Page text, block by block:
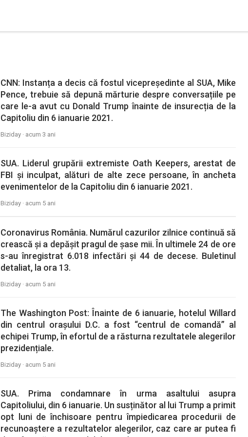
CNN: Instanța a decis că fostul vicepreședinte al SUA, Mike
Pence, trebuie să depună mărturie despre conversațiile pe
care le-a avut cu Donald Trump înainte de insurecția de la
Capitoliu din 6 ianuarie 2021.
Biziday · acum 3 ani
SUA. Liderul grupării extremiste Oath Keepers, arestat de
FBI și inculpat, alături de alte zece persoane, în ancheta
evenimentelor de la Capitoliu din 6 ianuarie 2021.
Biziday · acum 5 ani
Coronavirus România. Numărul cazurilor zilnice continuă să
crească și a depășit pragul de șase mii. În ultimele 24 de ore
s-au înregistrat 6.018 infectări și 44 de decese. Buletinul
detaliat, la ora 13.
Biziday · acum 5 ani
The Washington Post: Înainte de 6 ianuarie, hotelul Willard
din centrul orașului D.C. a fost “centrul de comandă” al
echipei Trump, în efortul de a răsturna rezultatele alegerilor
prezidențiale.
Biziday · acum 5 ani
SUA. Prima condamnare în urma asaltului asupra
Capitoliului, din 6 ianuarie. Un susținător al lui Trump a primit
opt luni de închisoare pentru împiedicarea procedurii de
recunoaștere a rezultatelor alegerilor, caz care ar putea fi